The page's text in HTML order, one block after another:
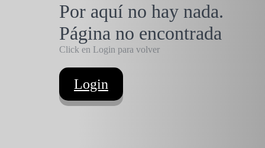
Por aquí no hay nada.
Página no encontrada
Click en Login para volver
Login